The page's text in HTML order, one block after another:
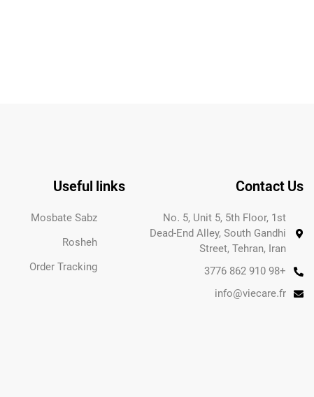
Contact Us
No. 5, Unit 5, 5th Floor, 1st
Dead-End Alley, South Gandhi
Street, Tehran, Iran
+98 910 862 3776
info@viecare.fr
Useful links
Mosbate Sabz
Rosheh
Order Tracking